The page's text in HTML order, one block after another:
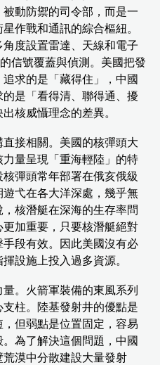
動防禦的司令部，而是一
作戰和通訊的綜合樞紐。
度設置雷達、天線和電子
信號覆蓋與偵測。美國把發
求的是「藏得住」，中國
是「看得清、聯得通、擾
核威懾理念的差異。
接相關。美國的核彈頭大
量呈現「重海輕陸」的特
彈頭常年部署在俄亥俄級
弋在各大洋深處，幾乎無
核潛艇在深海的生存率問
加重要，只要核潛艇絕對
段有效。因此美國沒有必
設施上投入過多資源。
。火箭軍裝備的東風系列
柱。陸基發射井的優點是
但弱點是位置固定，容易
為了解決這個問題，中國
漠中分散建設大量發射